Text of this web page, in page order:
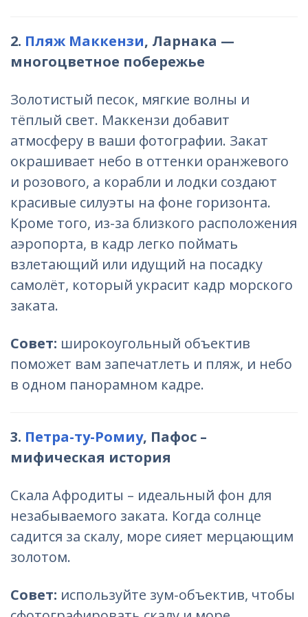
2. Пляж Маккензи, Ларнака —
многоцветное побережье
Золотистый песок, мягкие волны и
тёплый свет. Маккензи добавит
атмосферу в ваши фотографии. Закат
окрашивает небо в оттенки оранжевого
и розового, а корабли и лодки создают
красивые силуэты на фоне горизонта.
Кроме того, из-за близкого расположения
аэропорта, в кадр легко поймать
взлетающий или идущий на посадку
самолёт, который украсит кадр морского
заката.
Совет: широкоугольный объектив
поможет вам запечатлеть и пляж, и небо
в одном панорамном кадре.
3. Петра-ту-Ромиу, Пафос –
мифическая история
Скала Афродиты – идеальный фон для
незабываемого заката. Когда солнце
садится за скалу, море сияет мерцающим
золотом.
Совет: используйте зум-объектив, чтобы